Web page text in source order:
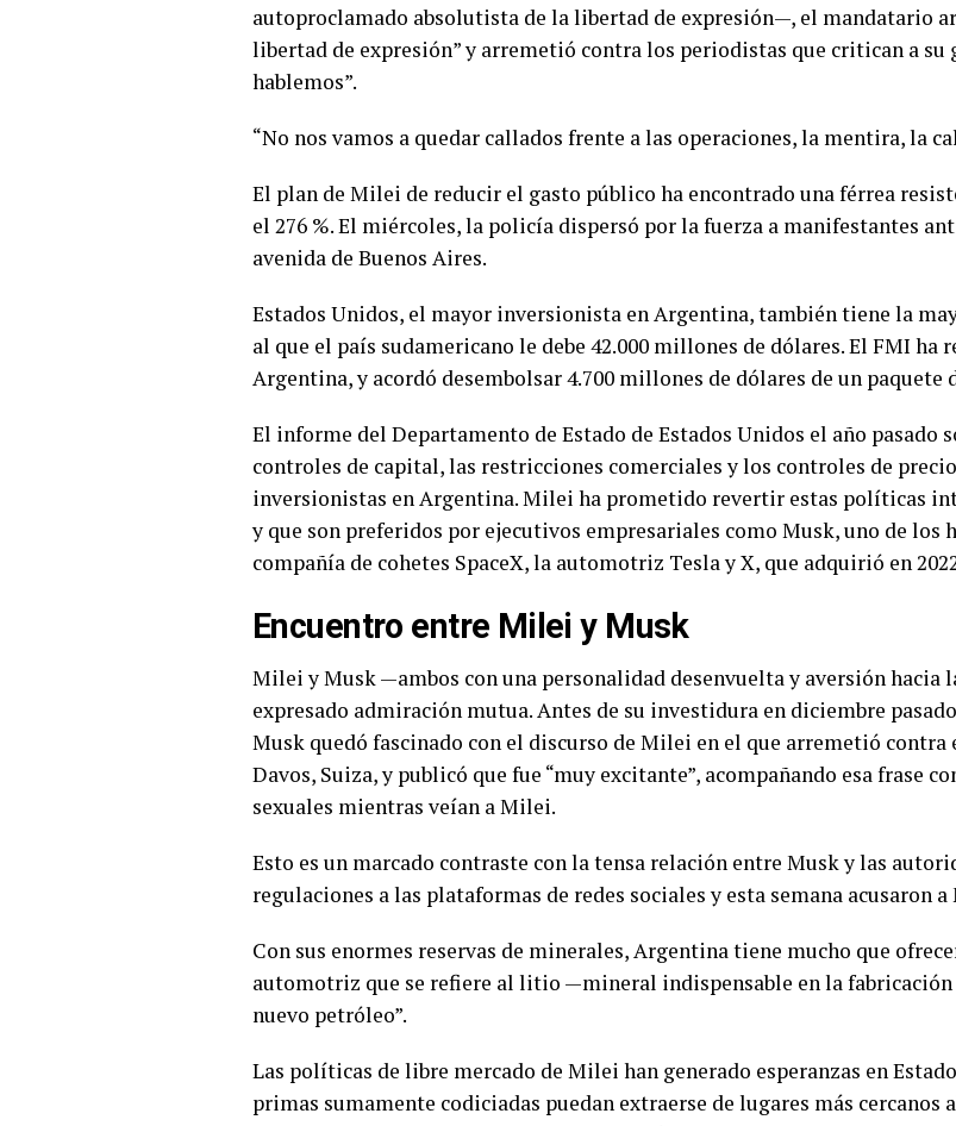
autoproclamado absolutista de la libertad de expresión—, el mandatario
libertad de expresión” y arremetió contra los periodistas que critican a su
hablemos”.
“No nos vamos a quedar callados frente a las operaciones, la mentira, la
El plan de Milei de reducir el gasto público ha encontrado una férrea
el 276 %. El miércoles, la policía dispersó por la fuerza a manifestantes
avenida de Buenos Aires.
Estados Unidos, el mayor inversionista en Argentina, también tiene la
al que el país sudamericano le debe 42.000 millones de dólares. El FMI
Argentina, y acordó desembolsar 4.700 millones de dólares de un paquete
El informe del Departamento de Estado de Estados Unidos el año pasado
controles de capital, las restricciones comerciales y los controles de
inversionistas en Argentina. Milei ha prometido revertir estas políticas
y que son preferidos por ejecutivos empresariales como Musk, uno de
compañía de cohetes SpaceX, la automotriz Tesla y X, que adquirió en
Encuentro entre Milei y Musk
Milei y Musk —ambos con una personalidad desenvuelta y aversión
expresado admiración mutua. Antes de su investidura en diciembre
Musk quedó fascinado con el discurso de Milei en el que arremetió
Davos, Suiza, y publicó que fue “muy excitante”, acompañando esa frase
sexuales mientras veían a Milei.
Esto es un marcado contraste con la tensa relación entre Musk y las
regulaciones a las plataformas de redes sociales y esta semana acusaron
Con sus enormes reservas de minerales, Argentina tiene mucho que
automotriz que se refiere al litio —mineral indispensable en la
nuevo petróleo”.
Las políticas de libre mercado de Milei han generado esperanzas en
primas sumamente codiciadas puedan extraerse de lugares más